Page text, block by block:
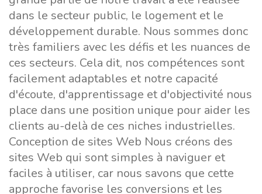
dans le secteur public, le logement et le
développement durable. Nous sommes donc
très familiers avec les défis et les nuances de
ces secteurs. Cela dit, nos compétences sont
facilement adaptables et notre capacité
d'écoute, d'apprentissage et d'objectivité nous
place dans une position unique pour aider les
clients au-delà de ces niches industrielles.
Conception de sites Web Nous créons des
sites Web qui sont simples à naviguer et
faciles à utiliser, car nous savons que cette
approche favorise les conversions et les